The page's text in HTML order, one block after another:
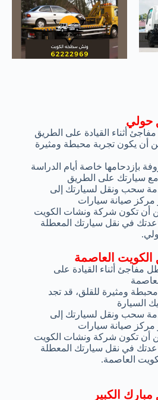
العاصمة
مفاجئ أثناء القيادة على
ومثيرة للقلق، قد تجد
السيارة
سحب ونقل لسيارتك إلى
مركز صيانة سيارات
أن تكون شركة ونشات الكويت
في نقل سيارتك المعطلة
العاصمة.
حولي
أثناء القيادة على الطريق
أن يكون تجربة محبطة ومثيرة
بإزدحامها خاصة أيام الدراسة
سيارتك على الطريق
سحب ونقل لسيارتك إلى
مركز صيانة سيارات
أن تكون شركة ونشات الكويت
في نقل سيارتك المعطلة
الكبير